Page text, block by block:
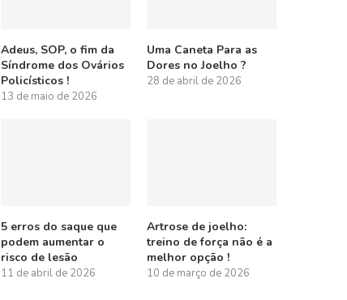
Adeus, SOP, o fim da
Síndrome dos Ovários
Policísticos !
13 de maio de 2026
Uma Caneta Para as
Dores no Joelho ?
28 de abril de 2026
5 erros do saque que
podem aumentar o
risco de lesão
11 de abril de 2026
Artrose de joelho:
treino de força não é a
melhor opção !
10 de março de 2026